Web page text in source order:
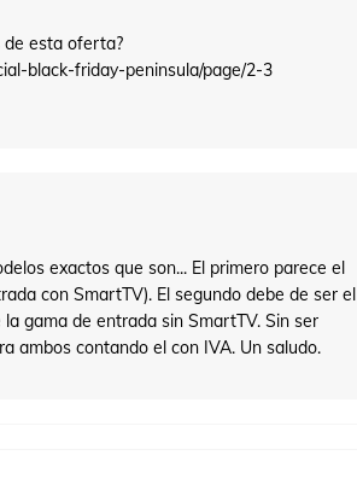
de esta oferta?
black-friday-peninsula/page/2-3
exactos que son... El primero parece el
con SmartTV). El segundo debe de ser el
gama de entrada sin SmartTV. Sin ser
ambos contando el con IVA. Un saludo.